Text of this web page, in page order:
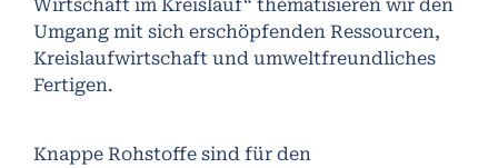
Wirtschaft im Kreislauf“ thematisieren wir den
Umgang mit sich erschöpfenden Ressourcen,
Kreislaufwirtschaft und umweltfreundliches
Fertigen.
Knappe Rohstoffe sind für den